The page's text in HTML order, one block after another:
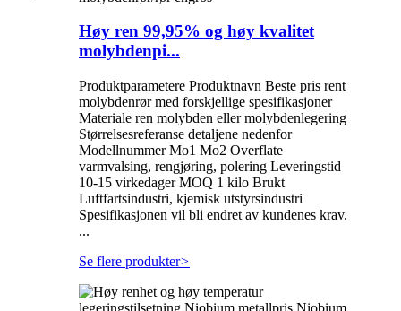
Høy ren 99,95% og høy kvalitet
molybdenpi...
Produktparametere Produktnavn Beste pris rent
molybdenrør med forskjellige spesifikasjoner
Materiale ren molybden eller molybdenlegering
Størrelsesreferanse detaljene nedenfor
Modellnummer Mo1 Mo2 Overflate
varmvalsing, rengjøring, polering Leveringstid
10-15 virkedager MOQ 1 kilo Brukt
Luftfartsindustri, kjemisk utstyrsindustri
Spesifikasjonen vil bli endret av kundenes krav.
...
Se flere produkter>